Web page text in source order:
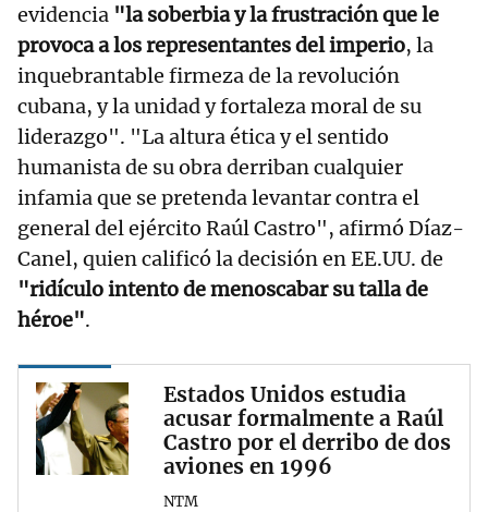
evidencia "la soberbia y la frustración que le
provoca a los representantes del imperio, la
inquebrantable firmeza de la revolución
cubana, y la unidad y fortaleza moral de su
liderazgo". "La altura ética y el sentido
humanista de su obra derriban cualquier
infamia que se pretenda levantar contra el
general del ejército Raúl Castro", afirmó Díaz-
Canel, quien calificó la decisión en EE.UU. de
"ridículo intento de menoscabar su talla de
héroe".
Estados Unidos estudia
acusar formalmente a Raúl
Castro por el derribo de dos
aviones en 1996
NTM